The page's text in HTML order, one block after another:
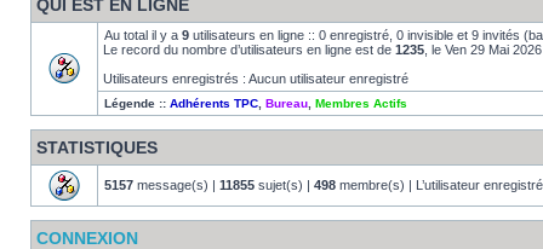
QUI EST EN LIGNE
Au total il y a 9 utilisateurs en ligne :: 0 enregistré, 0 invisible et 9 invités
Le record du nombre d’utilisateurs en ligne est de 1235 , le Ven 29 Mai
Utilisateurs enregistrés : Aucun utilisateur enregistré
Légende :: Adhérents TPC Bureau Membres Actifs
STATISTIQUES
5157 message(s) | 11855 sujet(s) | 498 membre(s) | L’utilisateur
CONNEXION